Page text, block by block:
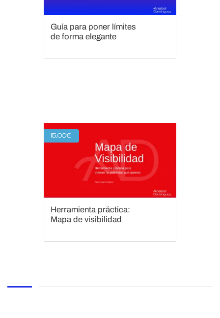
Guía para poner límites
de forma elegante
15,00€
Herramienta práctica:
Mapa de visibilidad